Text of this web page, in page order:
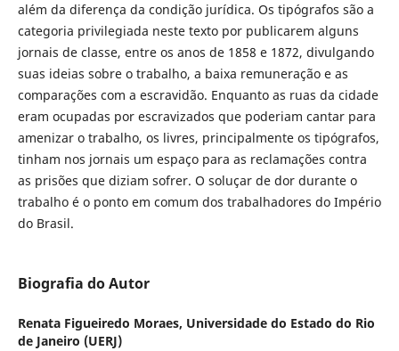
além da diferença da condição jurídica. Os tipógrafos são a
categoria privilegiada neste texto por publicarem alguns
jornais de classe, entre os anos de 1858 e 1872, divulgando
suas ideias sobre o trabalho, a baixa remuneração e as
comparações com a escravidão. Enquanto as ruas da cidade
eram ocupadas por escravizados que poderiam cantar para
amenizar o trabalho, os livres, principalmente os tipógrafos,
tinham nos jornais um espaço para as reclamações contra
as prisões que diziam sofrer. O soluçar de dor durante o
trabalho é o ponto em comum dos trabalhadores do Império
do Brasil.
Biografia do Autor
Renata Figueiredo Moraes, Universidade do Estado do Rio
de Janeiro (UERJ)